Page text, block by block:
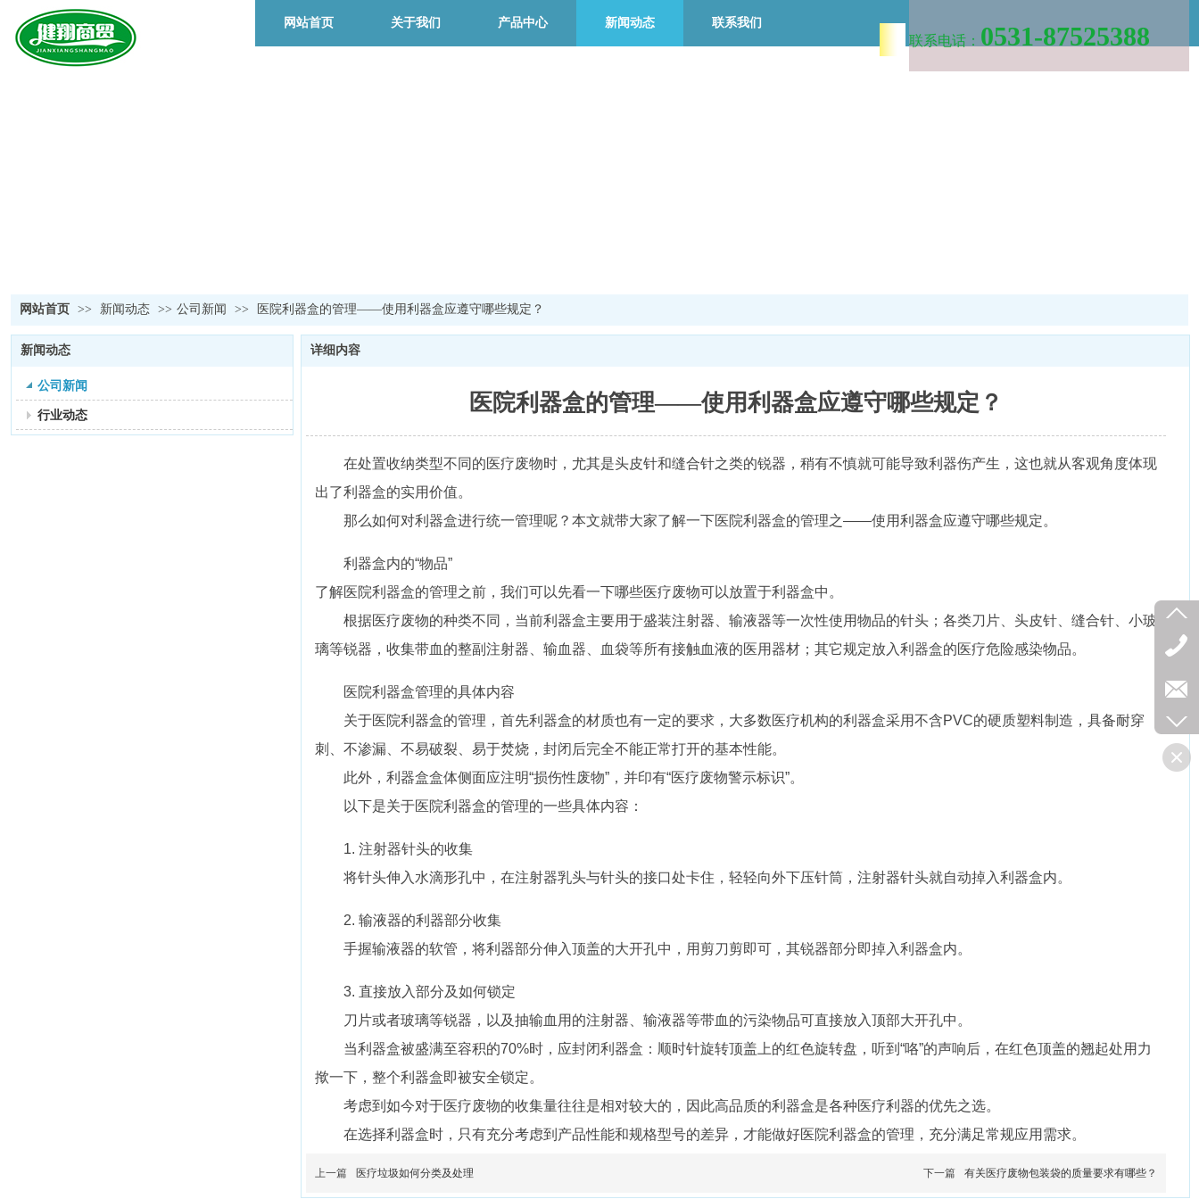
联系电话： 0531-87525388
网站首页 关于我们 产品中心 新闻动态 联系我们
网站首页 >> 新闻动态 >> 公司新闻 >> 医院利器盒的管理——使用利器盒应遵守哪些规定？
新闻动态
公司新闻
行业动态
详细内容
医院利器盒的管理——使用利器盒应遵守哪些规定？
在处置收纳类型不同的医疗废物时，尤其是头皮针和缝合针之类的锐器，稍有不慎就可能导致利器伤产生，这也就从客观角度体现
出了利器盒的实用价值。
那么如何对利器盒进行统一管理呢？本文就带大家了解一下医院利器盒的管理之——使用利器盒应遵守哪些规定。
利器盒内的“物品”
了解医院利器盒的管理之前，我们可以先看一下哪些医疗废物可以放置于利器盒中。
根据医疗废物的种类不同，当前利器盒主要用于盛装注射器、输液器等一次性使用物品的针头；各类刀片、头皮针、缝合针、小玻
璃等锐器，收集带血的整副注射器、输血器、血袋等所有接触血液的医用器材；其它规定放入利器盒的医疗危险感染物品。
医院利器盒管理的具体内容
关于医院利器盒的管理，首先利器盒的材质也有一定的要求，大多数医疗机构的利器盒采用不含PVC的硬质塑料制造，具备耐穿
刺、不渗漏、不易破裂、易于焚烧，封闭后完全不能正常打开的基本性能。
此外，利器盒盒体侧面应注明“损伤性废物”，并印有“医疗废物警示标识”。
以下是关于医院利器盒的管理的一些具体内容：
1. 注射器针头的收集
将针头伸入水滴形孔中，在注射器乳头与针头的接口处卡住，轻轻向外下压针筒，注射器针头就自动掉入利器盒内。
2. 输液器的利器部分收集
手握输液器的软管，将利器部分伸入顶盖的大开孔中，用剪刀剪即可，其锐器部分即掉入利器盒内。
3. 直接放入部分及如何锁定
刀片或者玻璃等锐器，以及抽输血用的注射器、输液器等带血的污染物品可直接放入顶部大开孔中。
当利器盒被盛满至容积的70%时，应封闭利器盒：顺时针旋转顶盖上的红色旋转盘，听到“咯”的声响后，在红色顶盖的翘起处用力
揿一下，整个利器盒即被安全锁定。
考虑到如今对于医疗废物的收集量往往是相对较大的，因此高品质的利器盒是各种医疗利器的优先之选。
在选择利器盒时，只有充分考虑到产品性能和规格型号的差异，才能做好医院利器盒的管理，充分满足常规应用需求。
上一篇 医疗垃圾如何分类及处理 下一篇 有关医疗废物包装袋的质量要求有哪些？